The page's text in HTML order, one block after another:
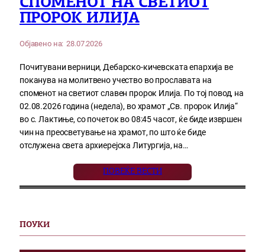
ПРОРОК ИЛИЈА
Објавено на: 28.07.2026
Почитувани верници, Дебарско-кичевската епархија ве
поканува на молитвено учество во прославата на
споменот на светиот славен пророк Илија. По тој повод, на
02.08.2026 година (недела), во храмот „Св. пророк Илија“
во с. Лактиње, со почеток во 08:45 часот, ќе биде извршен
чин на преосветување на храмот, по што ќе биде
отслужена света архиерејска Литургија, на…
ПОВЕЌЕ ВЕСТИ
ПОУКИ